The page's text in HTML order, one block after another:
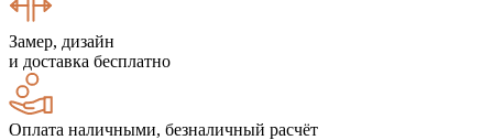
Замер, дизайн
и доставка бесплатно
Оплата наличными, безналичный расчёт